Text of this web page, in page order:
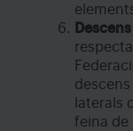
descens
laterals
feina de